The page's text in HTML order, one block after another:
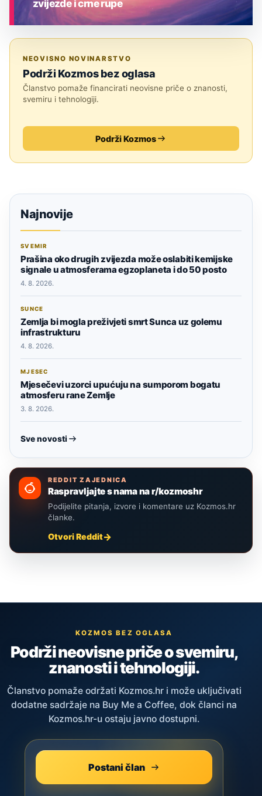
zvijezde i crne rupe
NEOVISNO NOVINARSTVO
Podrži Kozmos bez oglasa
Članstvo pomaže financirati neovisne priče o znanosti,
svemiru i tehnologiji.
Podrži Kozmos
Najnovije
SVEMIR
Prašina oko drugih zvijezda može oslabiti kemijske
signale u atmosferama egzoplaneta i do 50 posto
4. 8. 2026.
SUNCE
Zemlja bi mogla preživjeti smrt Sunca uz golemu
infrastrukturu
4. 8. 2026.
MJESEC
Mjesečevi uzorci upućuju na sumporom bogatu
atmosferu rane Zemlje
3. 8. 2026.
Sve novosti
REDDIT ZAJEDNICA
Raspravljajte s nama na r/kozmoshr
Podijelite pitanja, izvore i komentare uz Kozmos.hr
članke.
Otvori Reddit
KOZMOS BEZ OGLASA
Podrži neovisne priče o svemiru,
znanosti i tehnologiji.
Članstvo pomaže održati Kozmos.hr i može uključivati
dodatne sadržaje na Buy Me a Coffee, dok članci na
Kozmos.hr-u ostaju javno dostupni.
Postani član